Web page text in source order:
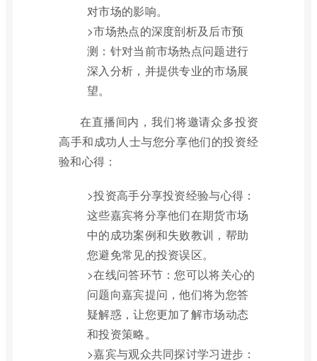
对市场的影响。
>市场热点的深度剖析及后市预
测：针对当前市场热点问题进行
深入分析，并提供专业的市场展
望。
在直播间内，我们将邀请众多投资
高手和成功人士与您分享他们的投资经
验和心得：
>投资高手分享投资经验与心得：
这些嘉宾将分享他们在期货市场
中的成功案例和失败教训，帮助
您避免常见的投资误区。
>在线问答环节：您可以将关心的
问题向嘉宾提问，他们将为您答
疑解惑，让您更加了解市场动态
和投资策略。
>嘉宾与观众共同探讨学习进步：